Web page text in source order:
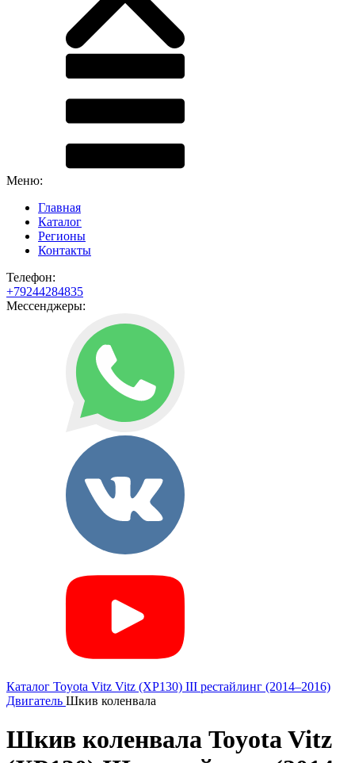
Меню:
Главная
Каталог
Регионы
Контакты
Телефон:
+79244284835
Мессенджеры:
Каталог Toyota Vitz Vitz (XP130) III рестайлинг (2014–2016)
Двигатель Шкив коленвала
Шкив коленвала Toyota Vitz